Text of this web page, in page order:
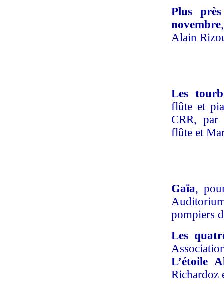
Plus
novembre
Alain
Les
flûte et
CRR, par
flûte et
Gaïa,
pompiers
Les
L’étoile
Richardoz